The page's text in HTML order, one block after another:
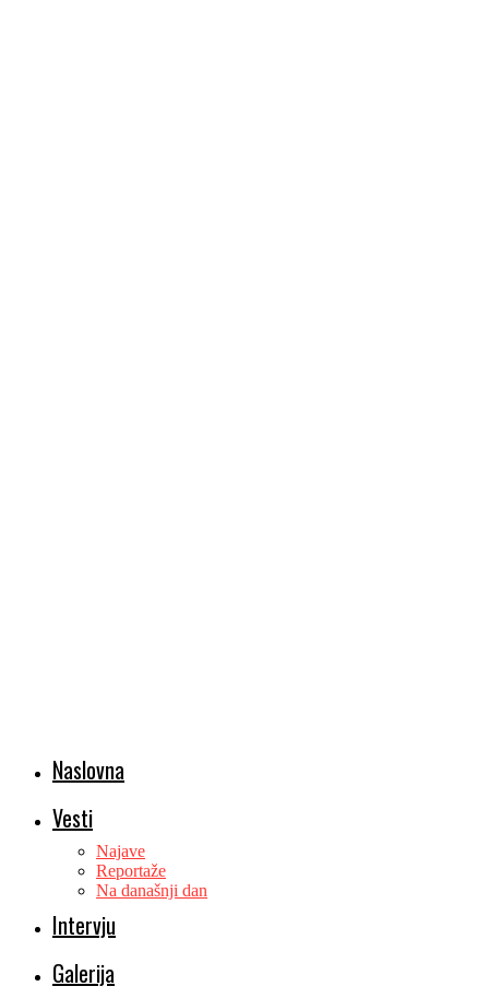
Naslovna
Vesti
Najave
Reportaže
Na današnji dan
Intervju
Galerija